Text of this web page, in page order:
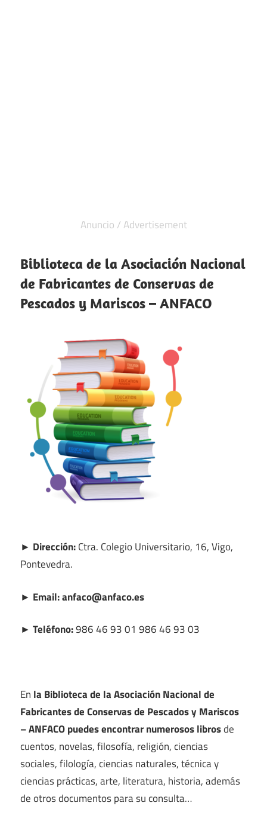
Biblioteca de la Asociación Nacional
de Fabricantes de Conservas de
Pescados y Mariscos – ANFACO
► Dirección:Ctra. Colegio Universitario, 16, Vigo,
Pontevedra.
► Email: anfaco@anfaco.es
► Teléfono:986 46 93 01 986 46 93 03
En la Biblioteca de la Asociación Nacional de
Fabricantes de Conservas de Pescados y Mariscos
– ANFACO puedes encontrar numerosos librosde
cuentos, novelas, filosofía, religión, ciencias
sociales, filología, ciencias naturales, técnica y
ciencias prácticas, arte, literatura, historia, además
de otros documentos para su consulta…